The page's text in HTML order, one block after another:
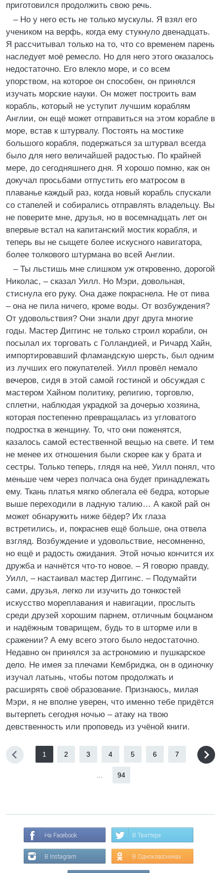
приготовился продолжить свою речь.
– Но у него есть не только мускулы. Я взял его
учеником на верфь, когда ему стукнуло двенадцать.
Я рассчитывал только на то, что со временем парень
наследует моё ремесло. Но для него этого оказалось
недостаточно. Его влекло море, и со всем
упорством, на которое он способен, он принялся
изучать морские науки. Он может построить вам
корабль, который не уступит лучшим кораблям
Англии, он ещё может отправиться на этом корабле в
море, встав к штурвалу. Постоять на мостике
большого корабля, подержаться за штурвал всегда
было для него величайшей радостью. По крайней
мере, до сегодняшнего дня. Я хорошо помню, как он
докучал просьбами отпустить его матросом в
плаванье каждый раз, когда новый корабль спускали
со стапелей и собирались отправлять владельцу. Вы
не поверите мне, друзья, но в восемнадцать лет он
впервые встал на капитанский мостик корабля, и
теперь вы не сыщете более искусного навигатора,
более толкового штурмана во всей Англии.
– Ты льстишь мне слишком уж откровенно, дорогой
Николас, – сказал Уилл. Но Мэри, довольная,
стиснула его руку. Она даже покраснела. Не от пива
– она не пила ничего, кроме воды. От возбуждения?
От удовольствия? Они знали друг друга многие
годы. Мастер Диггинс не только строил корабли, он
посылал их торговать с Голландией, и Ричард Хайн,
импортировавший фламандскую шерсть, был одним
из лучших его покупателей. Уилл провёл немало
вечеров, сидя в этой самой гостиной и обсуждая с
мастером Хайном политику, религию, торговлю,
сплетни, наблюдая украдкой за дочерью хозяина,
которая постепенно превращалась из угловатого
подростка в женщину. То, что они поженятся,
казалось самой естественной вещью на свете. И тем
не менее их отношения были скорее как у брата и
сестры. Только теперь, глядя на неё, Уилл понял, что
меньше чем через полчаса она будет принадлежать
ему. Ткань платья мягко облегала её бедра, которые
выше переходили в ладную талию… А какой рай он
может обнаружить ниже бёдер? Их глаза
встретились, и, покраснев ещё больше, она отвела
взгляд. Возбуждение и удовольствие, несомненно,
но ещё и радость ожидания. Этой ночью кончится их
дружба и начнётся что-то новое. – Я говорю правду,
Уилл, – настаивал мастер Диггинс. – Подумайти
сами, друзья, легко ли изучить до тонкостей
искусство мореплавания и навигации, прослыть
среди друзей хорошим парнем, отличным боцманом
и надёжным товарищем, будь то в шторме или в
сражении? А ему всего этого было недостаточно.
Недавно он принялся за астрономию и пушкарское
дело. Не имея за плечами Кембриджа, он в одиночку
изучал латынь, чтобы потом продолжать и
расширять своё образование. Признаюсь, милая
Мэри, я не вполне уверен, что именно тебе придётся
вытерпеть сегодня ночью – атаку на твою
девственность или проповедь из учёной книги.
1 2 3 4 5 6 7
94
На Facebook В Твиттере
В Instagram В Одноклассниках